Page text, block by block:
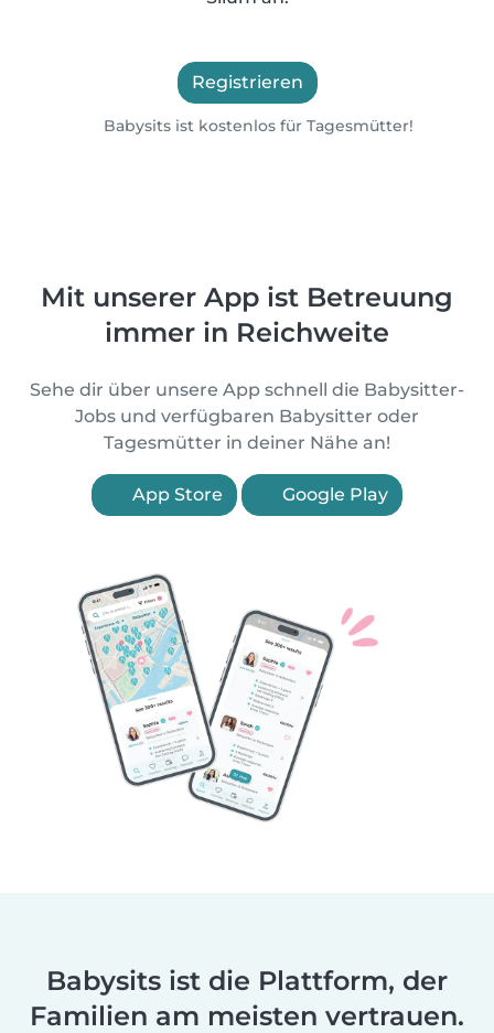
Registrieren
Babysits ist kostenlos für Tagesmütter!
Mit unserer App ist Betreuung
immer in Reichweite
Sehe dir über unsere App schnell die Babysitter-
Jobs und verfügbaren Babysitter oder
Tagesmütter in deiner Nähe an!
App Store Google Play
Babysits ist die Plattform, der
Familien am meisten vertrauen.